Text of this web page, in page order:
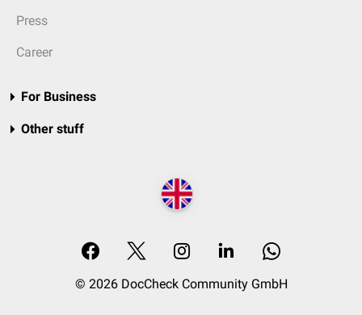
Press
Career
For Business
Other stuff
© 2026 DocCheck Community GmbH